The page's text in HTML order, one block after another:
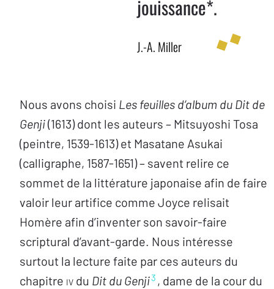
jouissance*.
J.-A. Miller
Nous avons choisi Les feuilles d’album du Dit de
Genji(1613) dont les auteurs – Mitsuyoshi Tosa
(peintre, 1539-1613) et Masatane Asukai
(calligraphe, 1587-1651) – savent relire ce
sommet de la littérature japonaise afin de faire
valoir leur artifice comme Joyce relisait
Homère afin d’inventer son savoir-faire
scriptural d’avant-garde. Nous intéresse
surtout la lecture faite par ces auteurs du
chapitre iv du Dit du Genji3 , dame de la cour du